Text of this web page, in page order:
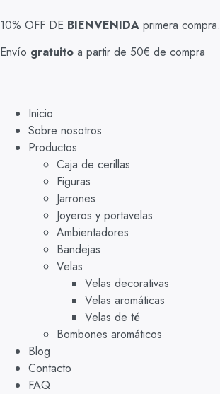
10% OFF DE BIENVENIDA primera compra.
Envío gratuito a partir de 50€ de compra
Inicio
Sobre nosotros
Productos
Caja de cerillas
Figuras
Jarrones
Joyeros y portavelas
Ambientadores
Bandejas
Velas
Velas decorativas
Velas aromáticas
Velas de té
Bombones aromáticos
Blog
Contacto
FAQ